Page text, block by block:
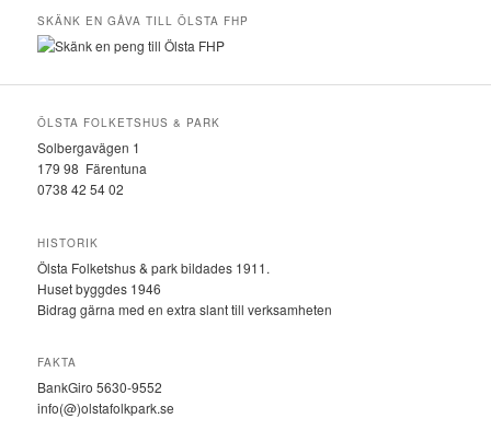
SKÄNK EN GÅVA TILL ÖLSTA FHP
ÖLSTA FOLKETSHUS & PARK
Solbergavägen 1
179 98 Färentuna
0738 42 54 02
HISTORIK
Ölsta Folketshus & park bildades 1911.
Huset byggdes 1946
Bidrag gärna med en extra slant till verksamheten
FAKTA
BankGiro 5630-9552
info(@)olstafolkpark.se